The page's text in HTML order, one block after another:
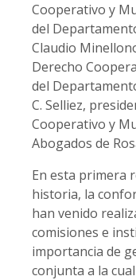
Cooperativo y
del
Claudio
Derecho
del
C. Selliez,
Cooperativo y
Abogados de
En esta primera
historia, la
han venido
comisiones e
importancia de
conjunta a la